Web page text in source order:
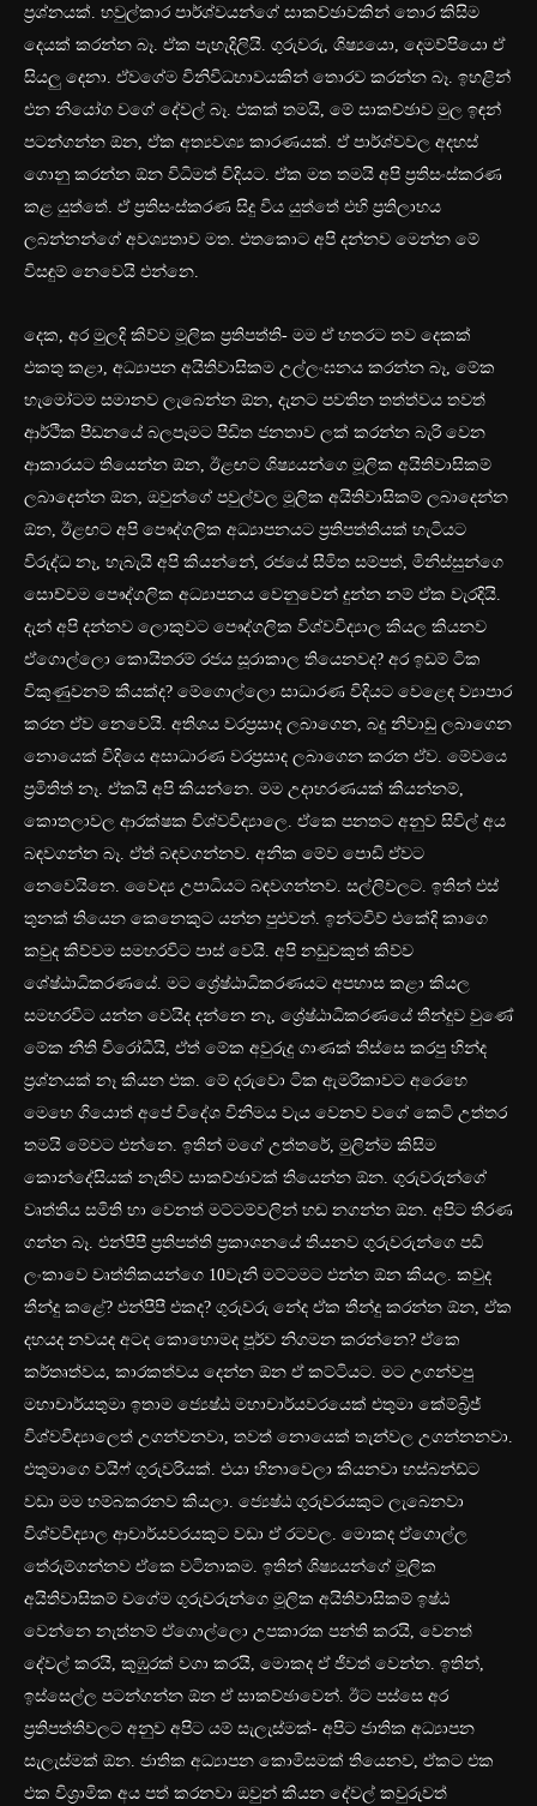
ප්‍රශ්නයක්. හවුල්කාර පාර්ශ්වයන්ගේ සාකච්ඡාවකින් තොර කිසිම
දෙයක් කරන්න බෑ. ඒක පැහැදිලියි. ගුරුවරු, ශිෂ්‍යයො, දෙමව්පියො ඒ
සියලු දෙනා. ඒවගේම විනිවිධභාවයකින් තොරව කරන්න බෑ. ඉහළින්
එන නියෝග වගේ දේවල් බෑ. එකක් තමයි, මේ සාකච්ඡාව මුල ඉඳන්
පටන්ගන්න ඕන, ඒක අත්‍යවශ්‍ය කාරණයක්. ඒ පාර්ශ්වවල අදහස්
ගොනු කරන්න ඕන විධිමත් විදියට. ඒක මත තමයි අපි ප්‍රතිසංස්කරණ
කළ යුත්තේ. ඒ ප්‍රතිසංස්කරණ සිදු විය යුත්තේ එහි ප්‍රතිලාභය
ලබන්නන්ගේ අවශ්‍යතාව මත. එතකොට අපි දන්නව මෙන්න මේ
විසඳුම් නෙවෙයි එන්නෙ.
දෙක, අර මුලදි කිව්ව මූලික ප්‍රතිපත්ති- මම ඒ හතරට තව දෙකක්
එකතු කළා, අධ්‍යාපන අයිතිවාසිකම උල්ලංඝනය කරන්න බෑ, මේක
හැමෝටම සමානව ලැබෙන්න ඕන, දැනට පවතින තත්ත්වය තවත්
ආර්ථික පීඩනයේ බලපෑමට පීඩිත ජනතාව ලක් කරන්න බැරි වෙන
ආකාරයට තියෙන්න ඕන, ඊළඟට ශිෂ්‍යයන්ගෙ මූලික අයිතිවාසිකම්
ලබාදෙන්න ඕන, ඔවුන්ගේ පවුල්වල මූලික අයිතිවාසිකම් ලබාදෙන්න
ඕන, ඊළඟට අපි පෞද්ගලික අධ්‍යාපනයට ප්‍රතිපත්තියක් හැටියට
විරුද්ධ නෑ, හැබැයි අපි කියන්නේ, රජයේ සීමිත සම්පත්, මිනිස්සුන්ගෙ
සොච්චම පෞද්ගලික අධ්‍යාපනය වෙනුවෙන් දුන්න නම් ඒක වැරදියි.
දැන් අපි දන්නව ලොකුවට පෞද්ගලික විශ්වවිද්‍යාල කියල කියනව
ඒගොල්ලො කොයිතරම් රජය සූරාකාල තියෙනවද? අර ඉඩම් ටික
විකුණුවනම් කීයක්ද? මේගොල්ලො සාධාරණ විදියට වෙළෙඳ ව්‍යාපාර
කරන ඒව නෙවෙයි. අතිශය වරප්‍රසාද ලබාගෙන, බදු නිවාඩු ලබාගෙන
නොයෙක් විදියෙ අසාධාරණ වරප්‍රසාද ලබාගෙන කරන ඒව. මේවයෙ
ප්‍රමිතිත් නෑ. ඒකයි අපි කියන්නෙ. මම උදාහරණයක් කියන්නම්,
කොතලාවල ආරක්ෂක විශ්වවිද්‍යාලෙ. ඒකෙ පනතට අනුව සිවිල් අය
බඳවගන්න බෑ. ඒත් බඳවගන්නව. අනික මේව පොඩි ඒවට
නෙවෙයිනෙ. වෛද්‍ය උපාධියට බඳවගන්නව. සල්ලිවලට. ඉතින් එස්
තුනක් තියෙන කෙනෙකුට යන්න පුළුවන්. ඉන්ටවිව් එකේදි කාගෙ
කවුද කිව්වම සමහරවිට පාස් වෙයි. අපි නඩුවකුත් කිව්ව
ශේෂ්ඨාධිකරණයේ. මට ශ්‍රේෂ්ඨාධිකරණයට අපහාස කළා කියල
සමහරවිට යන්න වෙයිද දන්නෙ නෑ, ශ්‍රේෂ්ඨාධිකරණයේ තීන්දුව වුණේ
මේක නීති විරෝධීයි, ඒත් මේක අවුරුදු ගාණක් තිස්සෙ කරපු හින්ද
ප්‍රශ්නයක් නෑ කියන එක. මේ දරුවො ටික ඇමරිකාවට අරෙහෙ
මෙහෙ ගියොත් අපේ විදේශ විනිමය වැය වෙනව වගේ කෙටි උත්තර
තමයි මේවට එන්නෙ. ඉතින් මගේ උත්තරේ, මුලින්ම කිසිම
කොන්දේසියක් නැතිව සාකච්ඡාවක් තියෙන්න ඕන. ගුරුවරුන්ගේ
වෘත්තිය සමිති හා වෙනත් මට්ටම්වලින් හඬ නගන්න ඕන. අපිට තීරණ
ගන්න බෑ. එන්පීපී ප්‍රතිපත්ති ප්‍රකාශනයේ තියනව ගුරුවරුන්ගෙ පඩි
ලංකාවෙ වෘත්තිකයන්ගෙ 10වැනි මට්ටමට එන්න ඕන කියල. කවුද
තීන්දු කළේ? එන්පීපී එකද? ගුරුවරු නේද ඒක තීන්දු කරන්න ඕන, ඒක
දහයද නවයද අටද කොහොමද පූර්ව නිගමන කරන්නෙ? ඒකෙ
කර්තෘත්වය, කාරකත්වය දෙන්න ඕන ඒ කට්ටියට. මට උගන්වපු
මහාචාර්යතුමා ඉතාම ජ්‍යෙෂ්ඨ මහාචාර්යවරයෙක් එතුමා කේම්බ්‍රිජ්
විශ්වවිද්‍යාලෙත් උගන්වනවා, තවත් නොයෙක් තැන්වල උගන්නනවා.
එතුමාගෙ වයිෆ් ගුරුවරියක්. එයා හිනාවෙලා කියනවා හස්බන්ඩ්ට
වඩා මම හම්බකරනව කියලා. ජ්‍යෙෂ්ඨ ගුරුවරයකුට ලැබෙනවා
විශ්වවිද්‍යාල ආචාර්යවරයකුට වඩා ඒ රටවල. මොකද ඒගොල්ල
තේරුම්ගන්නව ඒකෙ වටිනාකම. ඉතින් ශිෂ්‍යයන්ගේ මූලික
අයිතිවාසිකම් වගේම ගුරුවරුන්ගෙ මූලික අයිතිවාසිකම් ඉෂ්ඨ
වෙන්නෙ නැත්නම් ඒගොල්ලො උපකාරක පන්ති කරයි, වෙනත්
දේවල් කරයි, කුඹුරක් වගා කරයි, මොකද ඒ ජීවත් වෙන්න. ඉතින්,
ඉස්සෙල්ල පටන්ගන්න ඕන ඒ සාකච්ඡාවෙන්. ඊට පස්සෙ අර
ප්‍රතිපත්තිවලට අනුව අපිට යම් සැලැස්මක්- අපිට ජාතික අධ්‍යාපන
සැලැස්මක් ඕන. ජාතික අධ්‍යාපන කොමිසමක් තියෙනව, ඒකට එක
එක විශ්‍රාමික අය පත් කරනවා ඔවුන් කියන දේවල් කවුරුවත්